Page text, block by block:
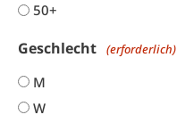
50+
Geschlecht (erforderlich)
M
W